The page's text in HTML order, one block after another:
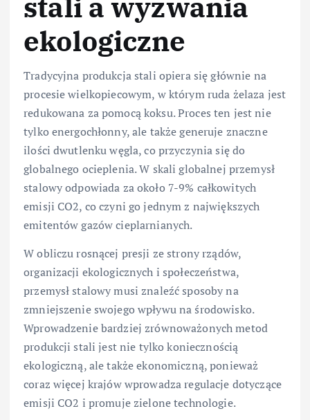
ekologiczne
Tradycyjna produkcja stali opiera się głównie na
procesie wielkopiecowym, w którym ruda żelaza jest
redukowana za pomocą koksu. Proces ten jest nie
tylko energochłonny, ale także generuje znaczne
ilości dwutlenku węgla, co przyczynia się do
globalnego ocieplenia. W skali globalnej przemysł
stalowy odpowiada za około 7-9% całkowitych
emisji CO2, co czyni go jednym z największych
emitentów gazów cieplarnianych.
W obliczu rosnącej presji ze strony rządów,
organizacji ekologicznych i społeczeństwa,
przemysł stalowy musi znaleźć sposoby na
zmniejszenie swojego wpływu na środowisko.
Wprowadzenie bardziej zrównoważonych metod
produkcji stali jest nie tylko koniecznością
ekologiczną, ale także ekonomiczną, ponieważ
coraz więcej krajów wprowadza regulacje dotyczące
emisji CO2 i promuje zielone technologie.